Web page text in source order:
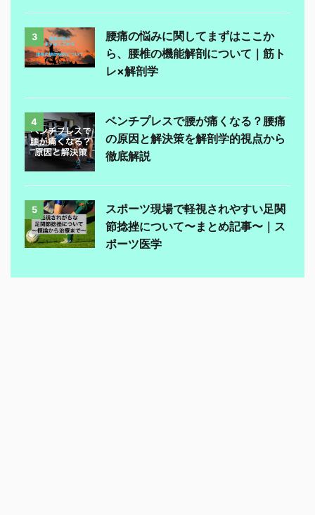
3
腰痛の悩みに関してまずはここか
ら、腰椎の機能解剖について｜筋ト
レ×解剖学
4
ベンチプレスで腰が痛くなる？腰痛
の原因と解決策を解剖学的視点から
徹底解説
5
スポーツ現場で軽視されやすい足関
節捻挫について〜まとめ記事〜｜ス
ポーツ医学